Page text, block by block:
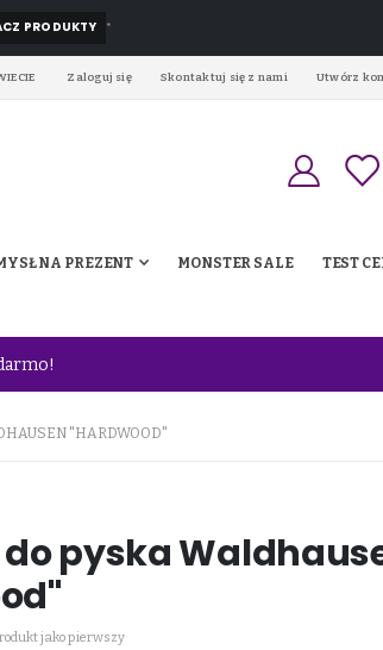
PRODUKTY *
Zaloguj się Skontaktuj się z nami Utwórz
NA PREZENT MONSTER SALE TEST
"HARDWOOD"
do pyska
jako pierwszy